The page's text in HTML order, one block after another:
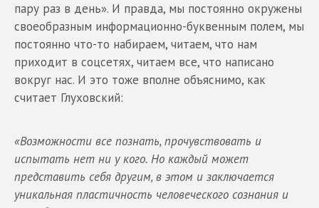
пару раз в день». И правда, мы постоянно окружены
своеобразным информационно-буквенным полем, мы
постоянно что-то набираем, читаем, что нам
приходит в соцсетях, читаем все, что написано
вокруг нас. И это тоже вполне объяснимо, как
считает Глуховский:
«Возможности все познать, прочувствовать и
испытать нет ни у кого. Но каждый может
представить себя другим, в этом и заключается
уникальная пластичность человеческого сознания и